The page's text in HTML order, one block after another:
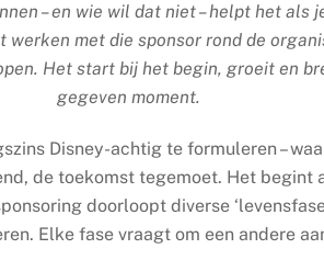
– en wie wil dat niet – helpt het
werken met die sponsor rond de
Het start bij het begin, groeit en
gegeven moment.
Disney-achtig te formuleren –
de toekomst tegemoet. Het begint
doorloopt diverse
Elke fase vraagt om een andere